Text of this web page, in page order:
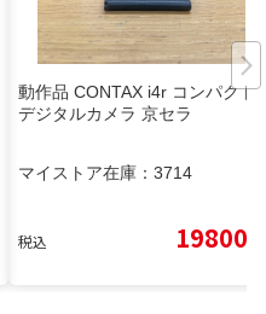
動作品 CONTAX i4r コンパクト
デジタルカメラ 京セラ
マイストア在庫： 3714
税込 19800